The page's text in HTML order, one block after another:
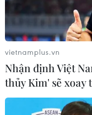
vietnamplus.vn
Nhận định Việt
thủy Kim' sẽ xoay